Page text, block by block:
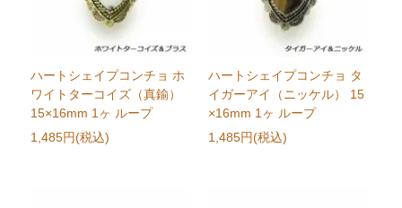
ハートシェイプコンチョ ホ
ワイトターコイズ（真鍮）
15×16mm 1ヶ ループ
1,485円(税込)
ハートシェイプコンチョ タ
イガーアイ（ニッケル） 15
×16mm 1ヶ ループ
1,485円(税込)